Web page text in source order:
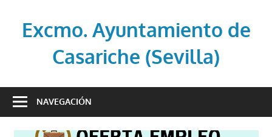
contenidoExcmo. Ayuntamiento de
Casariche (Sevilla)
oficial
Ayuntamiento
NAVEGACIÓN